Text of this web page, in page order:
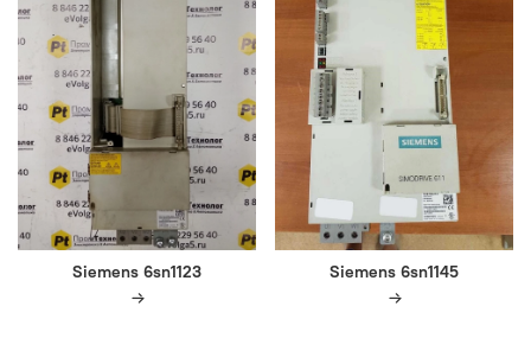
Siemens 6sn1123 Siemens 6sn1145